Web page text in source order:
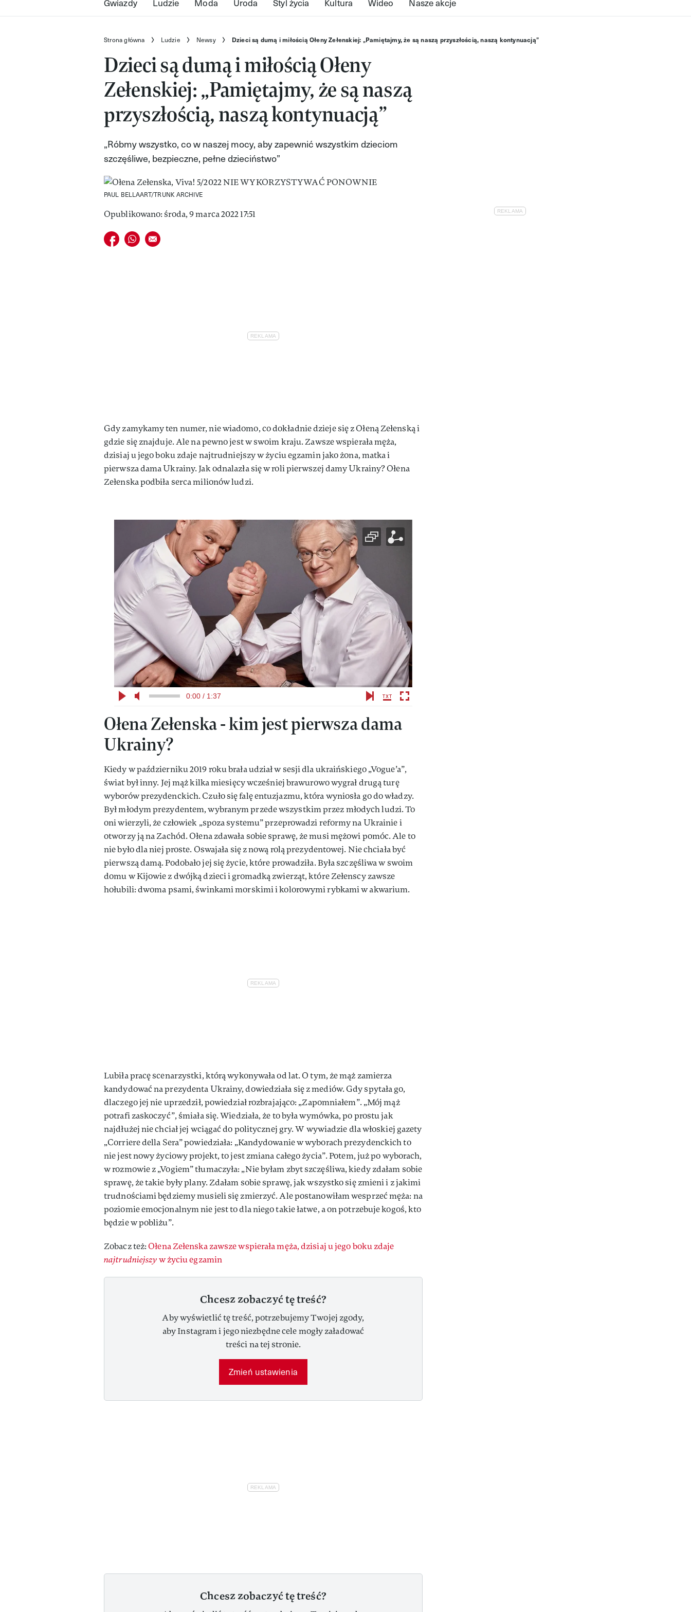
Strona główna Ludzie Newsy Dzieci są dumą i miłością Ołeny Zełenskiej: „Pamiętajmy, że są naszą przyszłością, naszą kontynuacją”
Dzieci są dumą i miłością Ołeny
Zełenskiej: „Pamiętajmy, że są naszą
przyszłością, naszą kontynuacją”
„Róbmy wszystko, co w naszej mocy, aby zapewnić wszystkim dzieciom
szczęśliwe, bezpieczne, pełne dzieciństwo”
PAUL BELLAART/TRUNK ARCHIVE
Opublikowano: środa, 9 marca 2022 17:51
Udostępnij na facebook
Udostępnij na whatsapp
E-mail do przyjaciela
Gdy zamykamy ten numer, nie wiadomo, co dokładnie dzieje się z Ołeną Zełenską i
gdzie się znajduje. Ale na pewno jest w swoim kraju. Zawsze wspierała męża,
dzisiaj u jego boku zdaje najtrudniejszy w życiu egzamin jako żona, matka i
pierwsza dama Ukrainy. Jak odnalazła się w roli pierwszej damy Ukrainy? Ołena
Zełenska podbiła serca milionów ludzi.
0:00 / 1:37
Ołena Zełenska - kim jest pierwsza dama
Ukrainy?
Kiedy w październiku 2019 roku brała udział w sesji dla ukraińskiego „Vogue’a”,
świat był inny. Jej mąż kilka miesięcy wcześniej brawurowo wygrał drugą turę
wyborów prezydenckich. Czuło się falę entuzjazmu, która wyniosła go do władzy.
Był młodym prezydentem, wybranym przede wszystkim przez młodych ludzi. To
oni wierzyli, że człowiek „spoza systemu” przeprowadzi reformy na Ukrainie i
otworzy ją na Zachód. Ołena zdawała sobie sprawę, że musi mężowi pomóc. Ale to
nie było dla niej proste. Oswajała się z nową rolą prezydentowej. Nie chciała być
pierwszą damą. Podobało jej się życie, które prowadziła. Była szczęśliwa w swoim
domu w Kijowie z dwójką dzieci i gromadką zwierząt, które Zełenscy zawsze
hołubili: dwoma psami, świnkami morskimi i kolorowymi rybkami w akwarium.
Lubiła pracę scenarzystki, którą wykonywała od lat. O tym, że mąż zamierza
kandydować na prezydenta Ukrainy, dowiedziała się z mediów. Gdy spytała go,
dlaczego jej nie uprzedził, powiedział rozbrajająco: „Zapomniałem”. „Mój mąż
potrafi zaskoczyć”, śmiała się. Wiedziała, że to była wymówka, po prostu jak
najdłużej nie chciał jej wciągać do politycznej gry. W wywiadzie dla włoskiej gazety
„Corriere della Sera” powiedziała: „Kandydowanie w wyborach prezydenckich to
nie jest nowy życiowy projekt, to jest zmiana całego życia”. Potem, już po wyborach,
w rozmowie z „Vogiem” tłumaczyła: „Nie byłam zbyt szczęśliwa, kiedy zdałam sobie
sprawę, że takie były plany. Zdałam sobie sprawę, jak wszystko się zmieni i z jakimi
trudnościami będziemy musieli się zmierzyć. Ale postanowiłam wesprzeć męża: na
poziomie emocjonalnym nie jest to dla niego takie łatwe, a on potrzebuje kogoś, kto
będzie w pobliżu”.
Zobacz też:Ołena Zełenska zawsze wspierała męża, dzisiaj u jego boku zdaje
najtrudniejszyw życiu egzamin
Chcesz zobaczyć tę treść?
Aby wyświetlić tę treść, potrzebujemy Twojej zgody,
aby Instagram i jego niezbędne cele mogły załadować
treści na tej stronie.
Zmień ustawienia
Chcesz zobaczyć tę treść?